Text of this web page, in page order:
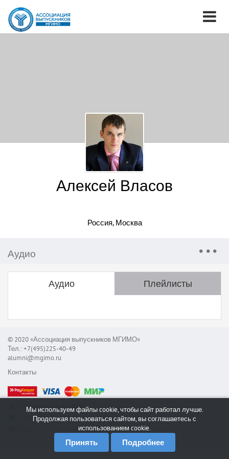
Алексей Власов
Россия, Москва
Аудио
Аудио Плейлисты
© 2020 «Ассоциация выпускников МГИМО»
Тел.: +7(495)225-40-49
alumni@mgimo.ru
Контакты
Сообщить об ошибке
Служба поддержки
Мы используем файлы cookie, чтобы сайт работал лучше.
Продолжая пользоваться сайтом, вы соглашаетесь с
использованием cookie.
Принять Подробнее